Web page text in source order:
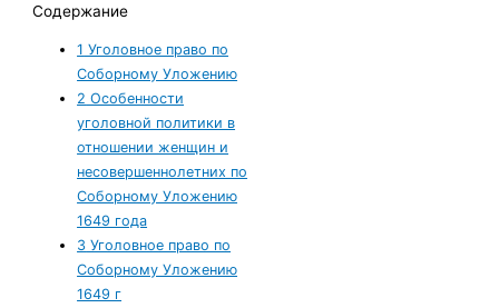
Содержание
1 Уголовное право по
Соборному Уложению
2 Особенности
уголовной политики в
отношении женщин и
несовершеннолетних по
Соборному Уложению
1649 года
3 Уголовное право по
Соборному Уложению
1649 г